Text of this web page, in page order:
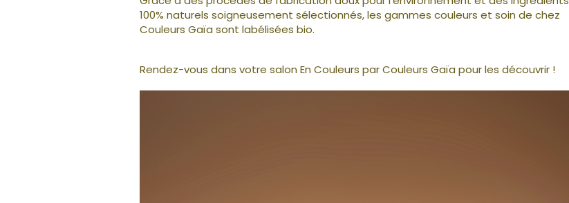
100% naturels soigneusement sélectionnés, les gammes couleurs et soin de chez
Couleurs Gaïa sont labélisées bio.
Rendez-vous dans votre salon En Couleurs par Couleurs Gaïa pour les découvrir !